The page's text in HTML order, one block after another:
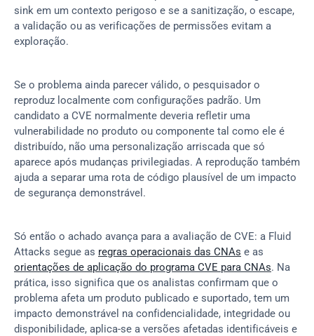
sink em um contexto perigoso e se a sanitização, o escape,
a validação ou as verificações de permissões evitam a
exploração.
Se o problema ainda parecer válido, o pesquisador o
reproduz localmente com configurações padrão. Um
candidato a CVE normalmente deveria refletir uma
vulnerabilidade no produto ou componente tal como ele é
distribuído, não uma personalização arriscada que só
aparece após mudanças privilegiadas. A reprodução também
ajuda a separar uma rota de código plausível de um impacto
de segurança demonstrável.
Só então o achado avança para a avaliação de CVE: a Fluid
Attacks segue as regras operacionais das CNAs
orientações de aplicação do programa CVE para CNAs. Na
prática, isso significa que os analistas confirmam que o
problema afeta um produto publicado e suportado, tem um
impacto demonstrável na confidencialidade, integridade ou
disponibilidade, aplica-se a versões afetadas identificáveis e